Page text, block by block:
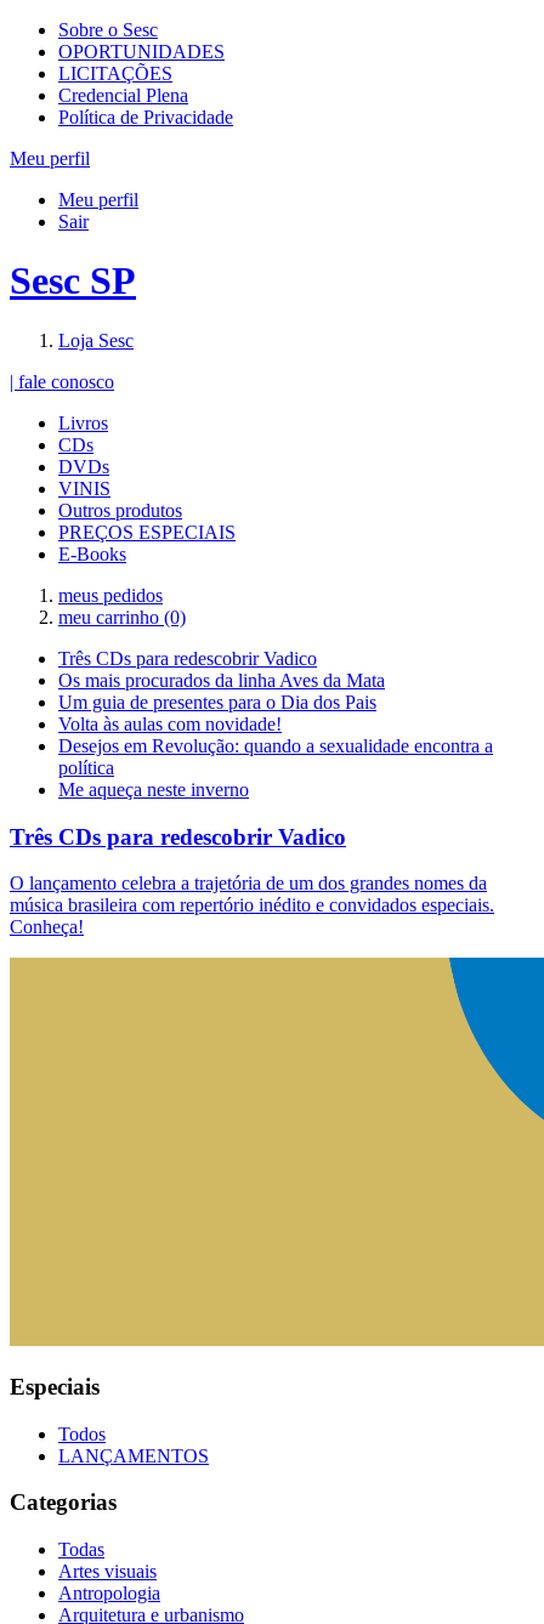
Sobre o Sesc
OPORTUNIDADES
LICITAÇÕES
Credencial Plena
Política de Privacidade
Meu perfil
Meu perfil
Sair
Sesc SP
Loja Sesc
| fale conosco
Livros
CDs
DVDs
VINIS
Outros produtos
PREÇOS ESPECIAIS
E-Books
meus pedidos
meu carrinho (0)
Três CDs para redescobrir Vadico
Os mais procurados da linha Aves da Mata
Um guia de presentes para o Dia dos Pais
Volta às aulas com novidade!
Desejos em Revolução: quando a sexualidade encontra a
política
Me aqueça neste inverno
Três CDs para redescobrir Vadico
O lançamento celebra a trajetória de um dos grandes nomes da
música brasileira com repertório inédito e convidados especiais.
Conheça!
Especiais
Todos
LANÇAMENTOS
Categorias
Todas
Artes visuais
Antropologia
Arquitetura e urbanismo